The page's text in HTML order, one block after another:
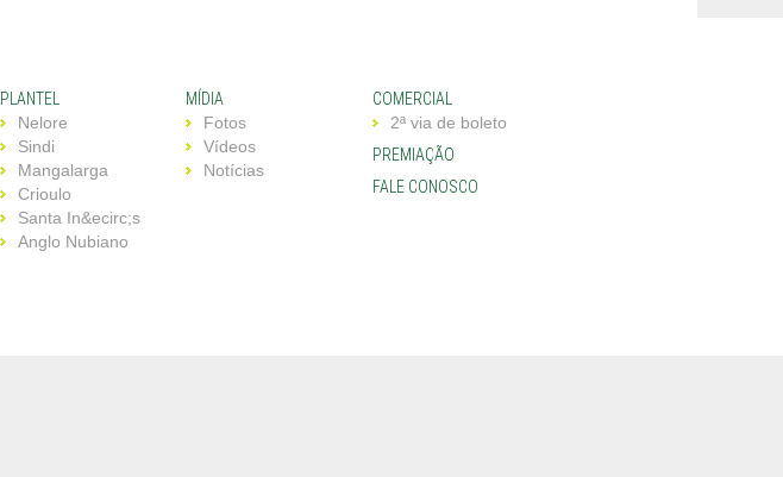
PLANTEL
Nelore
Sindi
Mangalarga
Crioulo
Santa In&ecirc;s
Anglo Nubiano
MÍDIA
Fotos
Vídeos
Notícias
COMERCIAL
2ª via de boleto
PREMIAÇÃO
FALE CONOSCO